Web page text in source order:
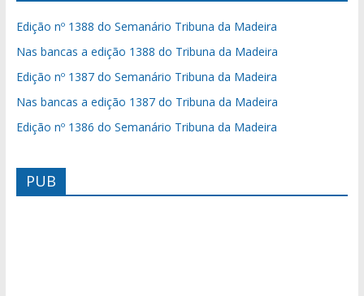
Edição nº 1388 do Semanário Tribuna da Madeira
Nas bancas a edição 1388 do Tribuna da Madeira
Edição nº 1387 do Semanário Tribuna da Madeira
Nas bancas a edição 1387 do Tribuna da Madeira
Edição nº 1386 do Semanário Tribuna da Madeira
PUB